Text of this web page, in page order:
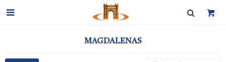

MAGDALENAS